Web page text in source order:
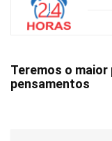
Teremos o maior
pensamentos